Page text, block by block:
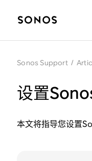
Sonos Support /
设置
本文将指导您设置